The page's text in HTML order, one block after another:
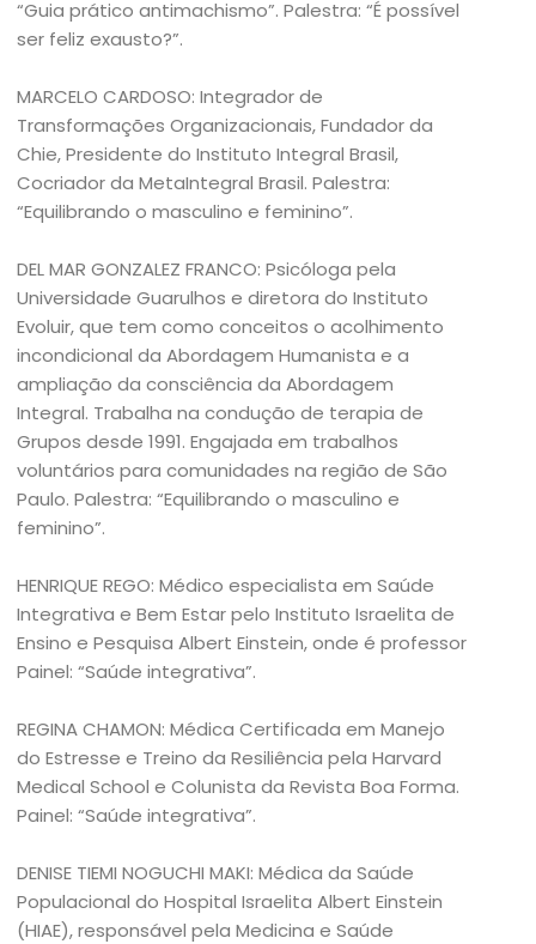
“Guia prático antimachismo”. Palestra: “É possível
ser feliz exausto?”.
MARCELO CARDOSO: Integrador de
Transformações Organizacionais, Fundador da
Chie, Presidente do Instituto Integral Brasil,
Cocriador da MetaIntegral Brasil. Palestra:
“Equilibrando o masculino e feminino”.
DEL MAR GONZALEZ FRANCO: Psicóloga pela
Universidade Guarulhos e diretora do Instituto
Evoluir, que tem como conceitos o acolhimento
incondicional da Abordagem Humanista e a
ampliação da consciência da Abordagem
Integral. Trabalha na condução de terapia de
Grupos desde 1991. Engajada em trabalhos
voluntários para comunidades na região de São
Paulo. Palestra: “Equilibrando o masculino e
feminino”.
HENRIQUE REGO: Médico especialista em Saúde
Integrativa e Bem Estar pelo Instituto Israelita de
Ensino e Pesquisa Albert Einstein, onde é professor
Painel: “Saúde integrativa”.
REGINA CHAMON: Médica Certificada em Manejo
do Estresse e Treino da Resiliência pela Harvard
Medical School e Colunista da Revista Boa Forma.
Painel: “Saúde integrativa”.
DENISE TIEMI NOGUCHI MAKI: Médica da Saúde
Populacional do Hospital Israelita Albert Einstein
(HIAE), responsável pela Medicina e Saúde